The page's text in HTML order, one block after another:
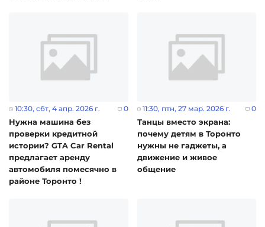
10:30, сбт, 4 апр. 2026 г. 0
Нужна машина без
проверки кредитной
истории? GTA Car Rental
предлагает аренду
автомобиля помесячно в
районе Торонто !
11:30, птн, 27 мар. 2026 г. 0
Танцы вместо экрана:
почему детям в Торонто
нужны не гаджеты, а
движение и живое
общение